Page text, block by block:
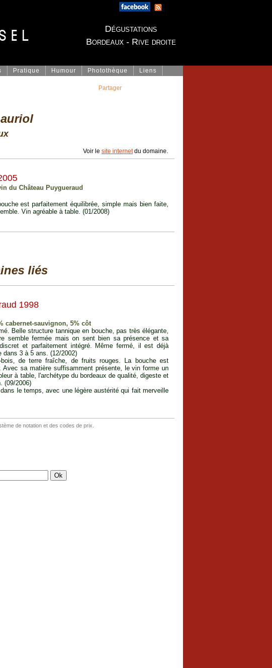
Dégustations
Bordeaux - Rive droite
Pratique Humour Photothèque Liens
Voir le site internetdu domaine.
du Château Puygueraud
est parfaitement équilibrée, simple mais bien faite,
Vin agréable à table. (01/2008)
liés
1998
cabernet-sauvignon, 5% côt
Belle structure tannique en bouche, pas très élégante,
semble fermée mais on sent bien sa présence et sa
et parfaitement intégré. Même fermé, il est déjà
dans 3 à 5 ans. (12/2002)
de terre fraîche, de fruits rouges. La bouche est
Avec sa matière suffisamment présente, le vin forme un
à table, l'archétype du bordeaux de qualité, digeste et
(09/2006)
le temps, avec une légère austérité qui fait merveille
de notation et des codes de prix.
Partager